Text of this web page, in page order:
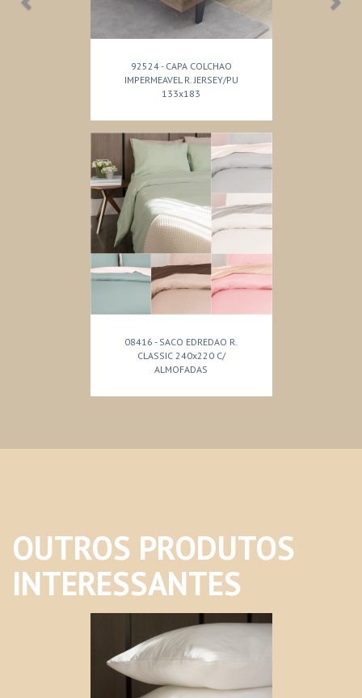
92524 - CAPA COLCHAO
IMPERMEAVEL R. JERSEY/PU
133x183
08416 - SACO EDREDAO R.
CLASSIC 240x220 C/
ALMOFADAS
OUTROS PRODUTOS
INTERESSANTES